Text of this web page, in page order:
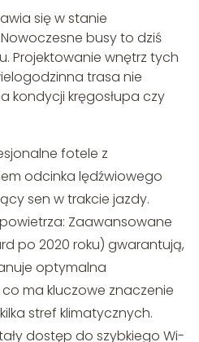
się w stanie
busy to dziś
Projektowanie wnętrz tych
trasa nie
kondycji kręgosłupa czy
fotele z
odcinka lędźwiowego
sen w trakcie jazdy.
Zaawansowane
po 2020 roku) gwarantują,
optymalna
ma kluczowe znaczenie
stref klimatycznych.
dostęp do szybkiego Wi-